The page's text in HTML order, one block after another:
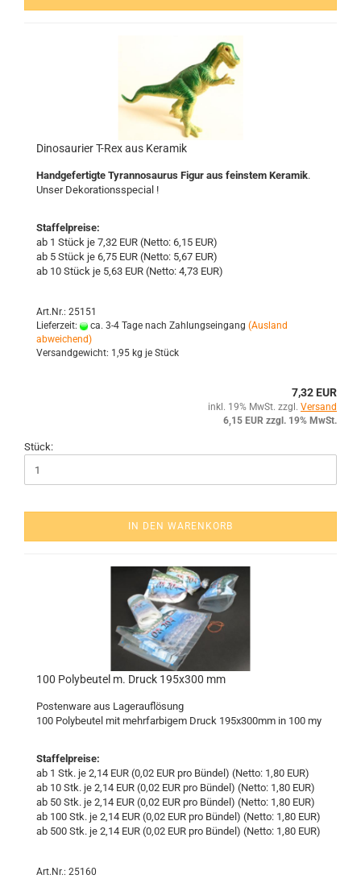
Di­no­sau­ri­er T-Rex aus Ke­ra­mik
Hand­ge­fer­tig­te Ty­ran­no­sau­rus Figur aus feins­tem Ke­ra­mik.
Unser De­ko­ra­ti­ons­spe­cial !
Staffelpreise:
ab 1 Stück je 7,32 EUR (Netto: 6,15 EUR)
ab 5 Stück je 6,75 EUR (Netto: 5,67 EUR)
ab 10 Stück je 5,63 EUR (Netto: 4,73 EUR)
Art.Nr.: 25151
Lieferzeit:
ca. 3-4 Tage nach Zahlungseingang (Ausland
abweichend)
Versandgewicht: 1,95 kg je Stück
7,32 EUR
inkl. 19% MwSt. zzgl. Versand
6,15 EUR zzgl. 19% MwSt.
Stück:
IN DEN WARENKORB
100 Po­ly­beu­tel m. Druck 195x300 mm
Pos­ten­wa­re aus La­ger­auf­lö­sung
100 Po­ly­beu­tel mit mehr­far­bi­gem Druck 195x300mm in 100 my
Staffelpreise:
ab 1 Stk. je 2,14 EUR (0,02 EUR pro Bündel) (Netto: 1,80 EUR)
ab 10 Stk. je 2,14 EUR (0,02 EUR pro Bündel) (Netto: 1,80 EUR)
ab 50 Stk. je 2,14 EUR (0,02 EUR pro Bündel) (Netto: 1,80 EUR)
ab 100 Stk. je 2,14 EUR (0,02 EUR pro Bündel) (Netto: 1,80 EUR)
ab 500 Stk. je 2,14 EUR (0,02 EUR pro Bündel) (Netto: 1,80 EUR)
Art.Nr.: 25160